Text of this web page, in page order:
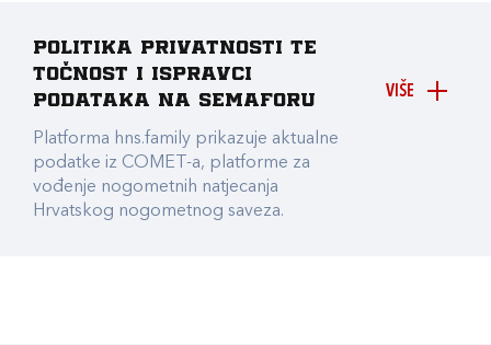
VIŠE
Politika privatnosti te
točnost i ispravci
podataka na Semaforu
Platforma hns.family prikazuje aktualne
podatke iz COMET-a, platforme za
vođenje nogometnih natjecanja
Hrvatskog nogometnog saveza.